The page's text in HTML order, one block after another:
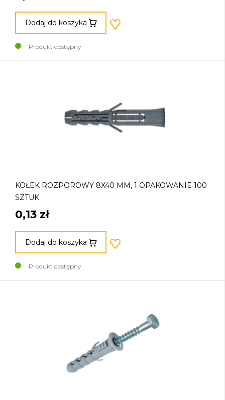
Dodaj do koszyka
Produkt dostępny
KOŁEK ROZPOROWY 8X40 MM, 1 OPAKOWANIE 100
SZTUK
0,13 zł
Dodaj do koszyka
Produkt dostępny